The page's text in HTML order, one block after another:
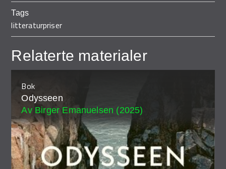
Tags
litteraturpriser
Relaterte materialer
Bok
Odysseen
Av Birger Emanuelsen (2025)